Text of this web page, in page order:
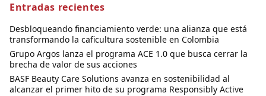
Entradas recientes
Desbloqueando financiamiento verde: una alianza que está
transformando la caficultura sostenible en Colombia
Grupo Argos lanza el programa ACE 1.0 que busca cerrar la
brecha de valor de sus acciones
BASF Beauty Care Solutions avanza en sostenibilidad al
alcanzar el primer hito de su programa Responsibly Active